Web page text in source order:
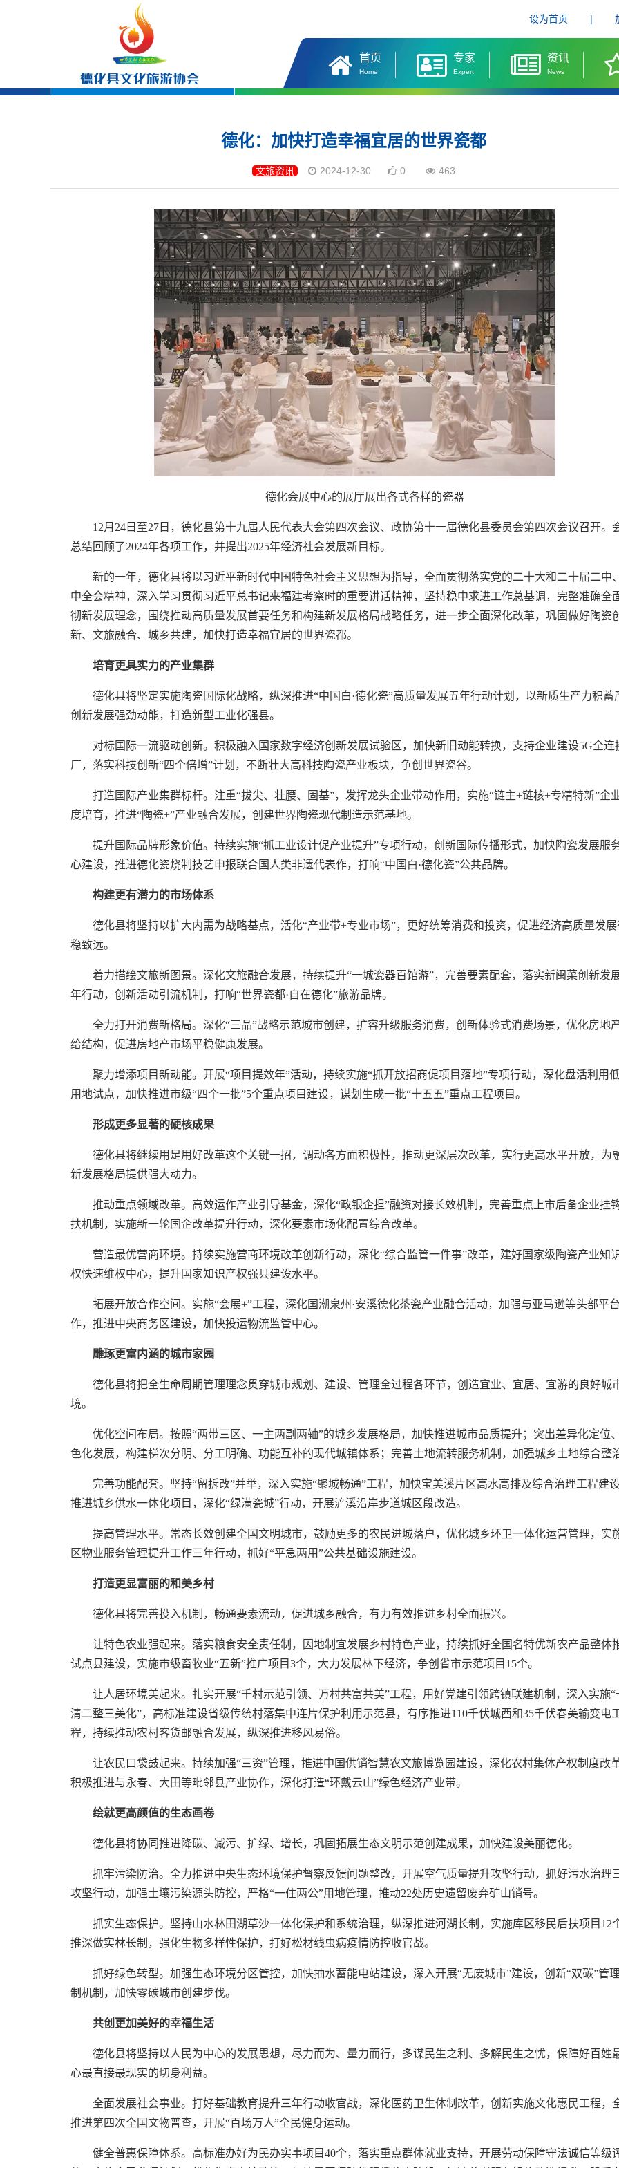
设为首页 |
首页
Home
专家
Expert
资讯
News
德化：加快打造幸福宜居的世界瓷都
文旅资讯 2024-12-30 0 463
德化会展中心的展厅展出各式各样的瓷器
12月24日至27日，德化县第十九届人民代表大会第四次会议、政协第十一届德化县委员会第四次会议召开。
总结回顾了2024年各项工作，并提出2025年经济社会发展新目标。
新的一年，德化县将以习近平新时代中国特色社会主义思想为指导，全面贯彻落实党的二十大和二十届二中
中全会精神，深入学习贯彻习近平总书记来福建考察时的重要讲话精神，坚持稳中求进工作总基调，完整准确全
彻新发展理念，围绕推动高质量发展首要任务和构建新发展格局战略任务，进一步全面深化改革，巩固做好陶瓷
新、文旅融合、城乡共建，加快打造幸福宜居的世界瓷都。
培育更具实力的产业集群
德化县将坚定实施陶瓷国际化战略，纵深推进“中国白·德化瓷”高质量发展五年行动计划，以新质生产力积蓄
创新发展强劲动能，打造新型工业化强县。
对标国际一流驱动创新。积极融入国家数字经济创新发展试验区，加快新旧动能转换，支持企业建设5G全连
厂，落实科技创新“四个倍增”计划，不断壮大高科技陶瓷产业板块，争创世界瓷谷。
打造国际产业集群标杆。注重“拔尖、壮腰、固基”，发挥龙头企业带动作用，实施“链主+链核+专精特新”企
度培育，推进“陶瓷+”产业融合发展，创建世界陶瓷现代制造示范基地。
提升国际品牌形象价值。持续实施“抓工业设计促产业提升”专项行动，创新国际传播形式，加快陶瓷发展服
心建设，推进德化瓷烧制技艺申报联合国人类非遗代表作，打响“中国白·德化瓷”公共品牌。
构建更有潜力的市场体系
德化县将坚持以扩大内需为战略基点，活化“产业带+专业市场”，更好统筹消费和投资，促进经济高质量发展
稳致远。
着力描绘文旅新图景。深化文旅融合发展，持续提升“一城瓷器百馆游”，完善要素配套，落实新闽菜创新发
年行动，创新活动引流机制，打响“世界瓷都·自在德化”旅游品牌。
全力打开消费新格局。深化“三品”战略示范城市创建，扩容升级服务消费，创新体验式消费场景，优化房地
给结构，促进房地产市场平稳健康发展。
聚力增添项目新动能。开展“项目提效年”活动，持续实施“抓开放招商促项目落地”专项行动，深化盘活利用
用地试点，加快推进市级“四个一批”5个重点项目建设，谋划生成一批“十五五”重点工程项目。
形成更多显著的硬核成果
德化县将继续用足用好改革这个关键一招，调动各方面积极性，推动更深层次改革，实行更高水平开放，为
新发展格局提供强大动力。
推动重点领域改革。高效运作产业引导基金，深化“政银企担”融资对接长效机制，完善重点上市后备企业挂
扶机制，实施新一轮国企改革提升行动，深化要素市场化配置综合改革。
营造最优营商环境。持续实施营商环境改革创新行动，深化“综合监管一件事”改革，建好国家级陶瓷产业知
权快速维权中心，提升国家知识产权强县建设水平。
拓展开放合作空间。实施“会展+”工程，深化国潮泉州·安溪德化茶瓷产业融合活动，加强与亚马逊等头部平
作，推进中央商务区建设，加快投运物流监管中心。
雕琢更富内涵的城市家园
德化县将把全生命周期管理理念贯穿城市规划、建设、管理全过程各环节，创造宜业、宜居、宜游的良好城
境。
优化空间布局。按照“两带三区、一主两副两轴”的城乡发展格局，加快推进城市品质提升；突出差异化定位
色化发展，构建梯次分明、分工明确、功能互补的现代城镇体系；完善土地流转服务机制，加强城乡土地综合整
完善功能配套。坚持“留拆改”并举，深入实施“聚城畅通”工程，加快宝美溪片区高水高排及综合治理工程建设
推进城乡供水一体化项目，深化“绿满瓷城”行动，开展浐溪沿岸步道城区段改造。
提高管理水平。常态长效创建全国文明城市，鼓励更多的农民进城落户，优化城乡环卫一体化运营管理，实
区物业服务管理提升工作三年行动，抓好“平急两用”公共基础设施建设。
打造更显富丽的和美乡村
德化县将完善投入机制，畅通要素流动，促进城乡融合，有力有效推进乡村全面振兴。
让特色农业强起来。落实粮食安全责任制，因地制宜发展乡村特色产业，持续抓好全国名特优新农产品整体
试点县建设，实施市级畜牧业“五新”推广项目3个，大力发展林下经济，争创省市示范项目15个。
让人居环境美起来。扎实开展“千村示范引领、万村共富共美”工程，用好党建引领跨镇联建机制，深入实施“
清二整三美化”，高标准建设省级传统村落集中连片保护利用示范县，有序推进110千伏城西和35千伏春美输变电
程，持续推动农村客货邮融合发展，纵深推进移风易俗。
让农民口袋鼓起来。持续加强“三资”管理，推进中国供销智慧农文旅博览园建设，深化农村集体产权制度改革
积极推进与永春、大田等毗邻县产业协作，深化打造“环戴云山”绿色经济产业带。
绘就更高颜值的生态画卷
德化县将协同推进降碳、减污、扩绿、增长，巩固拓展生态文明示范创建成果，加快建设美丽德化。
抓牢污染防治。全力推进中央生态环境保护督察反馈问题整改，开展空气质量提升攻坚行动，抓好污水治理
攻坚行动，加强土壤污染源头防控，严格“一住两公”用地管理，推动22处历史遗留废弃矿山销号。
抓实生态保护。坚持山水林田湖草沙一体化保护和系统治理，纵深推进河湖长制，实施库区移民后扶项目12
推深做实林长制，强化生物多样性保护，打好松材线虫病疫情防控收官战。
抓好绿色转型。加强生态环境分区管控，加快抽水蓄能电站建设，深入开展“无废城市”建设，创新“双碳”管
制机制，加快零碳城市创建步伐。
共创更加美好的幸福生活
德化县将坚持以人民为中心的发展思想，尽力而为、量力而行，多谋民生之利、多解民生之忧，保障好百姓
心最直接最现实的切身利益。
全面发展社会事业。打好基础教育提升三年行动收官战，深化医药卫生体制改革，创新实施文化惠民工程，
推进第四次全国文物普查，开展“百场万人”全民健身运动。
健全普惠保障体系。高标准办好为民办实事项目40个，落实重点群体就业支持，开展劳动保障守法诚信等级